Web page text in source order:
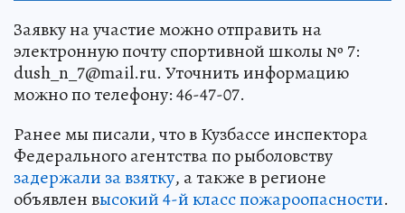
Заявку на участие можно отправить на
электронную почту спортивной школы № 7:
dush_n_7@mail.ru. Уточнить информацию
можно по телефону: 46-47-07.
Ранее мы писали, что в Кузбассе инспектора
Федерального агентства по рыболовству
задержали за взятку, а также в регионе
объявлен высокий 4-й класс пожароопасности.